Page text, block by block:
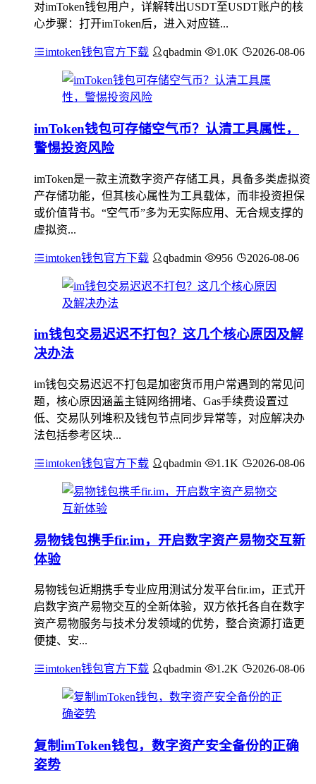
对imToken钱包用户，详解转出USDT至USDT账户的核
心步骤：打开imToken后，进入对应链...
imtoken钱包官方下载 qbadmin 1.0K 2026-08-06
imToken钱包可存储空气币？认清工具属性，
警惕投资风险
imToken是一款主流数字资产存储工具，具备多类虚拟资
产存储功能，但其核心属性为工具载体，而非投资担保
或价值背书。“空气币”多为无实际应用、无合规支撑的
虚拟资...
imtoken钱包官方下载 qbadmin 956 2026-08-06
im钱包交易迟迟不打包？这几个核心原因及解
决办法
im钱包交易迟迟不打包是加密货币用户常遇到的常见问
题，核心原因涵盖主链网络拥堵、Gas手续费设置过
低、交易队列堆积及钱包节点同步异常等，对应解决办
法包括参考区块...
imtoken钱包官方下载 qbadmin 1.1K 2026-08-06
易物钱包携手fir.im，开启数字资产易物交互新
体验
易物钱包近期携手专业应用测试分发平台fir.im，正式开
启数字资产易物交互的全新体验，双方依托各自在数字
资产易物服务与技术分发领域的优势，整合资源打造更
便捷、安...
imtoken钱包官方下载 qbadmin 1.2K 2026-08-06
复制imToken钱包，数字资产安全备份的正确
姿势